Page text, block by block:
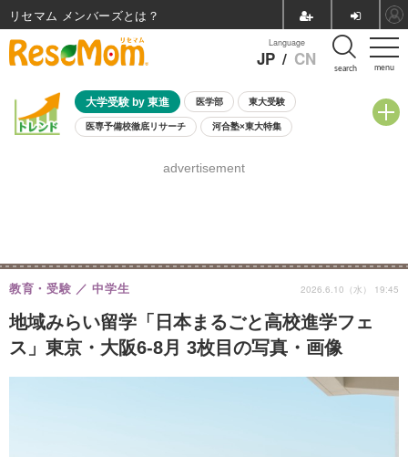
menu
Language
JP / CN search
大学受験 by 東進 医学部 東大受験
医専予備校徹底リサーチ 河合塾×東大特集
8月開催学校説明会・相談会
advertisement
地域みらい留学「日本まるごと高校進学フェ
ス」東京・大阪6-8月 3枚目の写真・画像
教育・受験 中学生 2026.6.10（水） 19:45
リセマム メンバーズ